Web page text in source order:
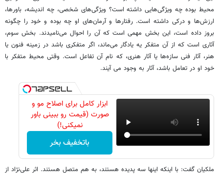
محیط بوده چه ویژگی‌هایی داشته است؟ ویژگی‌های شخصی، چه اندیشه، باورها،
ارزش‌ها و درکی داشته است. رفتارها و آرمان‌های او چه بوده و خود را چگونه
بروز داده است، این بخش مهمی است که آن را احوال می‌نامیدند. بخش سوم،
آثاری است که از آن متفکر یه یادگار می‌ماند، اگر متفکری باشد در زمینه فنون یا
هنر، آثار فنی سازه‌ها یا آثار هنری، که نام آن تفاعل است. وقتی محیط متفکر با
خود او در تعامل باشد، آثار به وجود می آیند.
ابزار کامل برای اصلاح مو و
صورت (قیمت رو ببینی باور
نمیکنی!)
باتخفیف بخر
ملکیان گفت: با اینکه اینها سه پدیده هستند، به هم متصل هستند. اثر علی‌نژاد از